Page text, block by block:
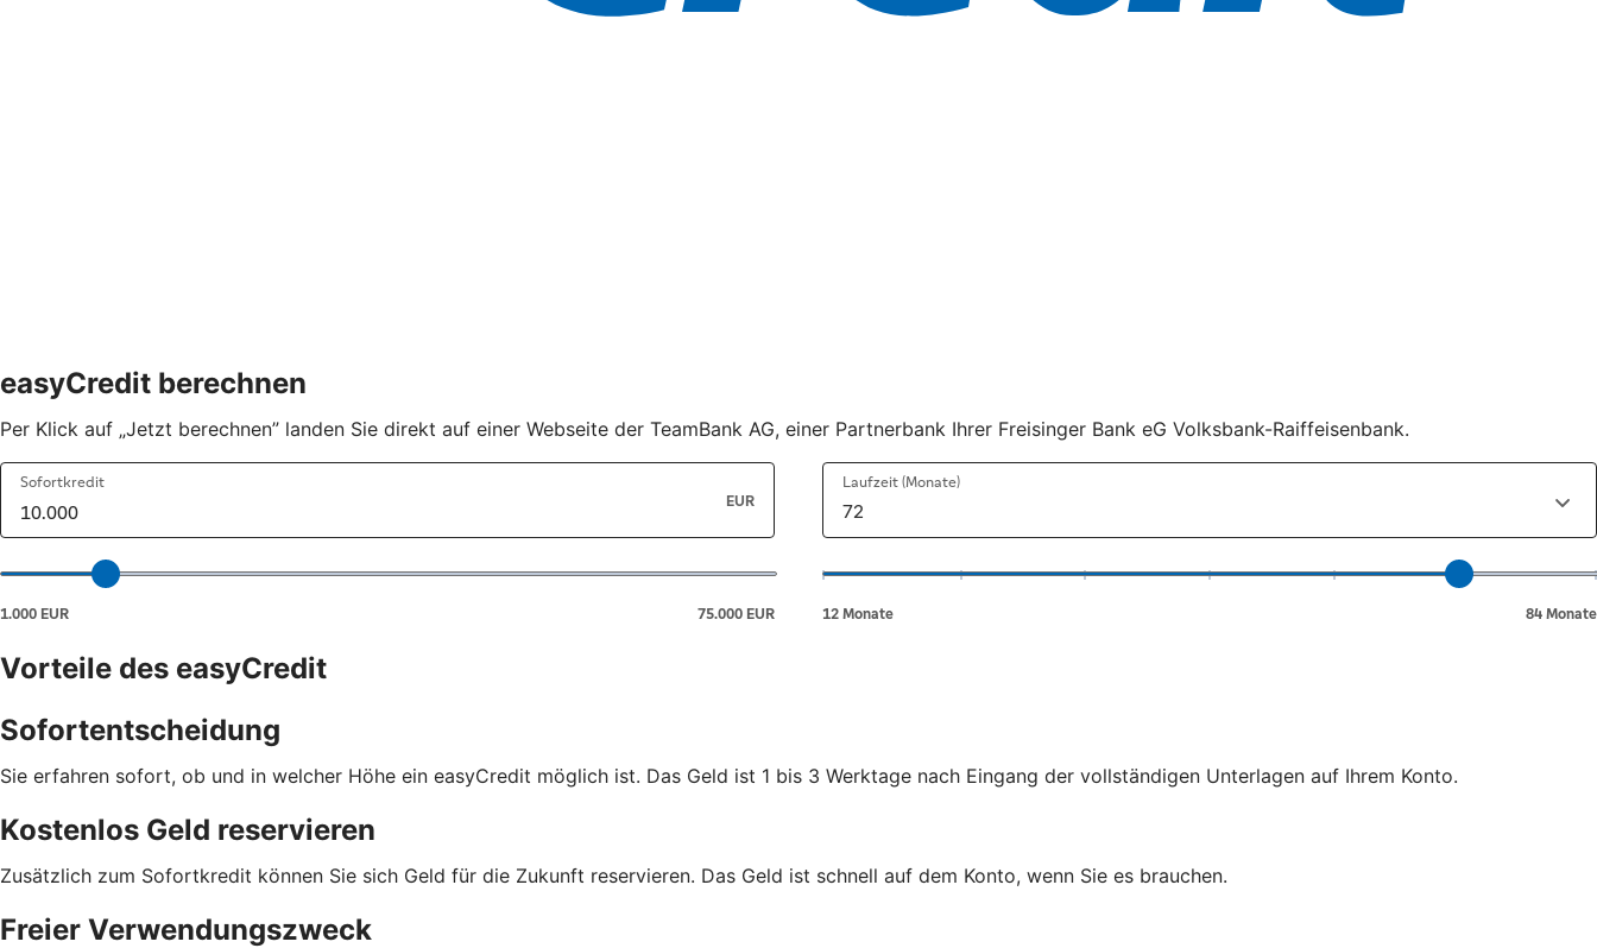
easyCredit berechnen
Per Klick auf „Jetzt berechnen” landen Sie direkt auf einer Webseite der TeamBank AG, einer Partnerbank Ihrer Freisinger Bank eG Volksbank-Raiffeisenbank.
Vorteile des easyCredit
Sofortentscheidung
Sie erfahren sofort, ob und in welcher Höhe ein easyCredit möglich ist. Das Geld ist 1 bis 3 Werktage nach Eingang der vollständigen Unterlagen auf Ihrem Konto.
Kostenlos Geld reservieren
Zusätzlich zum Sofortkredit können Sie sich Geld für die Zukunft reservieren. Das Geld ist schnell auf dem Konto, wenn Sie es brauchen.
Freier Verwendungszweck